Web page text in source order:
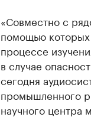
«Совместно с
помощью которых
процессе
в случае
сегодня
промышленного
научного центра